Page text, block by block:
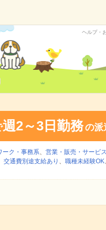
ヘルプ・
週2～3日勤務の派
ーク・事務系、 営業・販売・サービ
交通費別途支給あり 、 職種未経験OK